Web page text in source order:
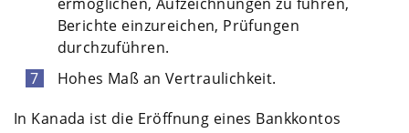
Berichte einzureichen, Prüfungen
durchzuführen.
Hohes Maß an Vertraulichkeit.
In Kanada ist die Eröffnung eines Bankkontos